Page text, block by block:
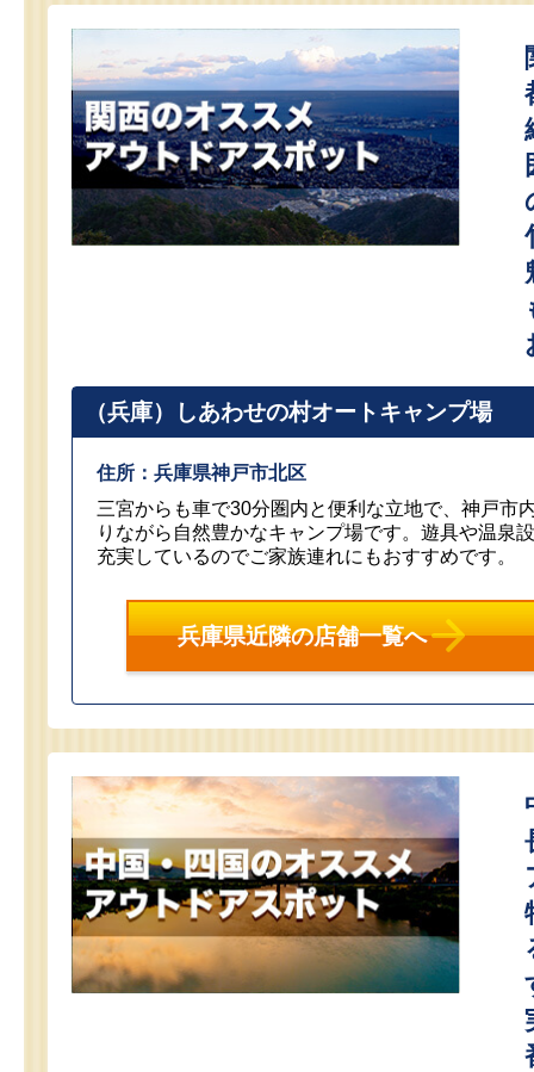
（兵庫）しあわせの村オートキャンプ場
住所：兵庫県神戸市北区
三宮からも車で30分圏内と便利な立地で、神戸市
りながら自然豊かなキャンプ場です。遊具や温泉
充実しているのでご家族連れにもおすすめです。
兵庫県近隣の店舗一覧へ